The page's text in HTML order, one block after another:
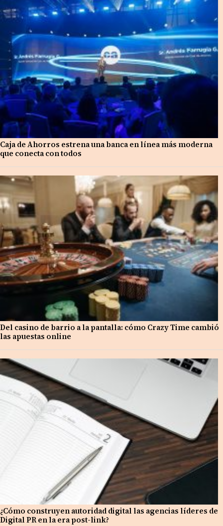
Caja de Ahorros estrena una banca en línea más moderna
que conecta con todos
Del casino de barrio a la pantalla: cómo Crazy Time cambió
las apuestas online
¿Cómo construyen autoridad digital las agencias líderes de
Digital PR en la era post-link?